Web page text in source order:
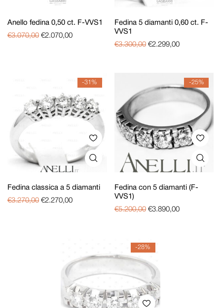
Anello fedina 0,50 ct. F-VVS1
€3.070,00 €2.070,00
Fedina 5 diamanti 0,60 ct. F-
VVS1
€3.300,00 €2.299,00
-31%
Fedina classica a 5 diamanti
€3.270,00 €2.270,00
-25%
Fedina con 5 diamanti (F-
VVS1)
€5.200,00 €3.890,00
-28%